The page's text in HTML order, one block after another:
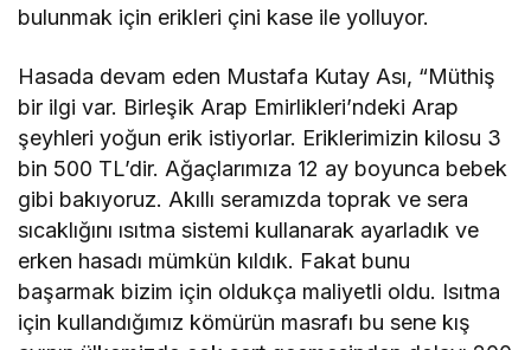
bulunmak için erikleri çini kase ile yolluyor.
Hasada devam eden Mustafa Kutay Ası, “Müthiş
bir ilgi var. Birleşik Arap Emirlikleri’ndeki Arap
şeyhleri yoğun erik istiyorlar. Eriklerimizin kilosu 3
bin 500 TL’dir. Ağaçlarımıza 12 ay boyunca bebek
gibi bakıyoruz. Akıllı seramızda toprak ve sera
sıcaklığını ısıtma sistemi kullanarak ayarladık ve
erken hasadı mümkün kıldık. Fakat bunu
başarmak bizim için oldukça maliyetli oldu. Isıtma
için kullandığımız kömürün masrafı bu sene kış